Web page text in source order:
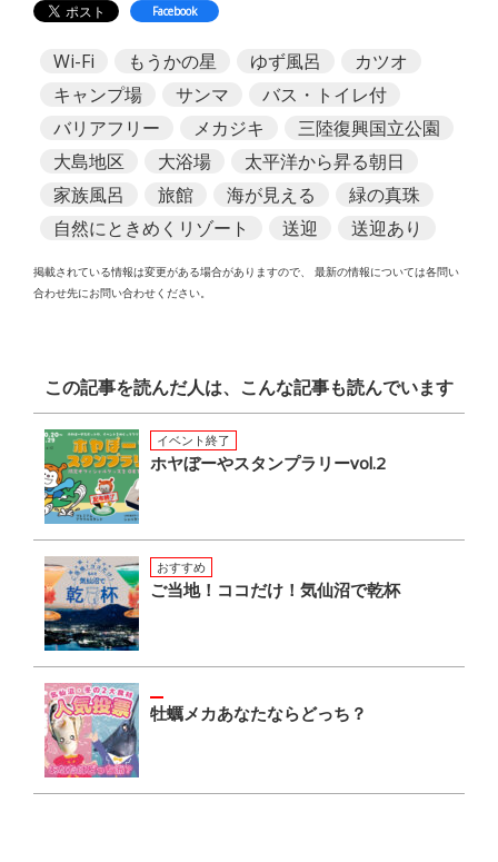
Facebook
Wi-Fi もうかの星 ゆず風呂
カツオ
キャンプ場
サンマ
バス・トイレ付
バリアフリー
メカジキ
三陸復興国立公園
大島地区
大浴場
太平洋から昇る朝日
家族風呂
旅館 海が見える
緑の真珠
自然にときめくリゾート
送迎 送迎あり
掲載されている情報は変更がある場合がありますので、
最新の情報については各問い
合わせ先にお問い合わせください。
この記事を読んだ人は、こんな記事も読んでいます
イベント終了
ホヤぼーやスタンプラリーvol.2
おすすめ
ご当地！ココだけ！気仙沼で乾杯
牡蠣メカあなたならどっち？